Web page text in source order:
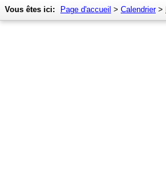
Vous êtes ici: Page d'accueil > Calendrier>